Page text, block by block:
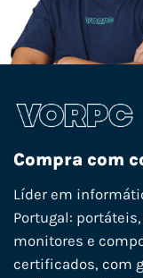
Compra com
Líder em
Portugal:
monitores e
certificados, com